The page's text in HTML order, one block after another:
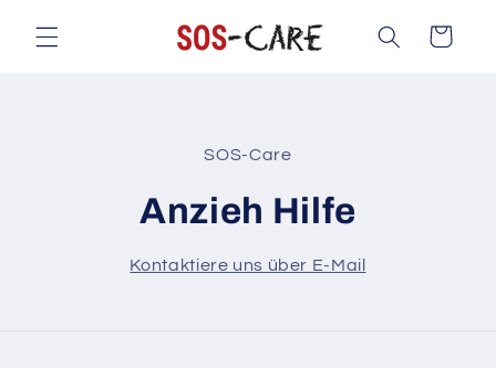
zum
Inhalt
Warenkorb
SOS-Care
Anzieh Hilfe
Kontaktiere uns über E-Mail